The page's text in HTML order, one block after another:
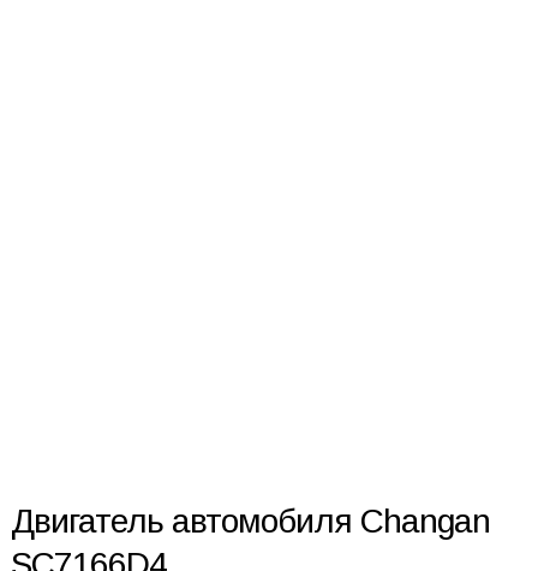
Двигатель автомобиля Changan